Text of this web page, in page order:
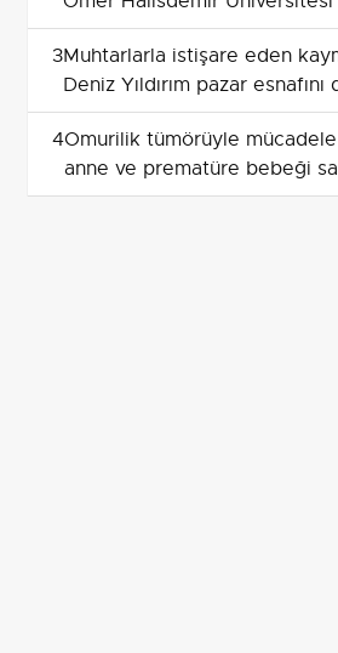
böğürtlen ve badem zamanı
3Muhtarlarla istişare eden
Deniz Yıldırım pazar esnafını
4Omurilik tümörüyle
anne ve prematüre bebeği
kavuştu